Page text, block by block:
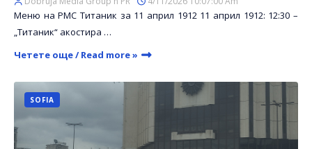
Меню на РМС Титаник за 11 април 1912 11 април 1912: 12:30 –
„Титаник“ акостира …
Четете още / Read more »
SOFIA